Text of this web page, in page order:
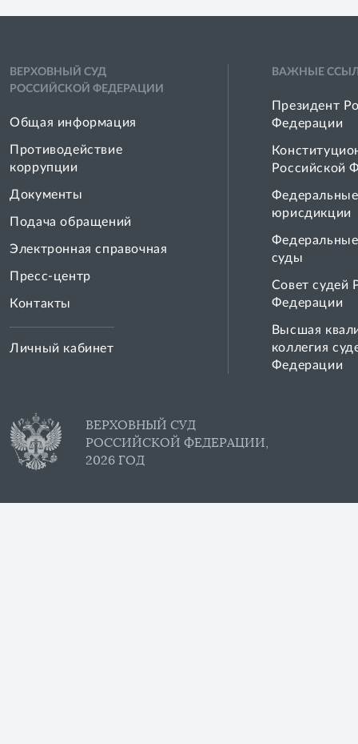
ВЕРХОВНЫЙ СУД
РОССИЙСКОЙ ФЕДЕРАЦИИ
Общая информация
Противодействие
коррупции
Документы
Подача обращений
Электронная справочная
Пресс-центр
Контакты
Личный кабинет
ВАЖНЫЕ
Президент
Федерации
Российской
юрисдикции
суды
Совет cудей
Федерации
Высшая
коллегия
Федерации
ВЕРХОВНЫЙ СУД
РОССИЙСКОЙ ФЕДЕРАЦИИ,
2026 ГОД